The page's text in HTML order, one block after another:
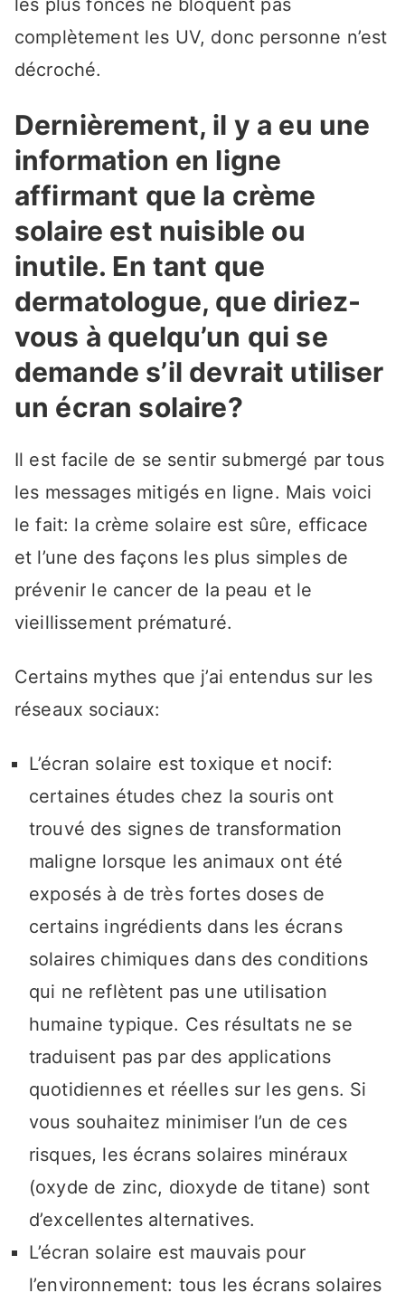
complètement les UV, donc personne n’est
décroché.
Dernièrement, il y a eu une
information en ligne
affirmant que la crème
solaire est nuisible ou
inutile. En tant que
dermatologue, que diriez-
vous à quelqu’un qui se
demande s’il devrait utiliser
un écran solaire?
Il est facile de se sentir submergé par tous
les messages mitigés en ligne. Mais voici
le fait: la crème solaire est sûre, efficace
et l’une des façons les plus simples de
prévenir le cancer de la peau et le
vieillissement prématuré.
Certains mythes que j’ai entendus sur les
réseaux sociaux:
L’écran solaire est toxique et nocif:
certaines études chez la souris ont
trouvé des signes de transformation
maligne lorsque les animaux ont été
exposés à de très fortes doses de
certains ingrédients dans les écrans
solaires chimiques dans des conditions
qui ne reflètent pas une utilisation
humaine typique. Ces résultats ne se
traduisent pas par des applications
quotidiennes et réelles sur les gens. Si
vous souhaitez minimiser l’un de ces
risques, les écrans solaires minéraux
(oxyde de zinc, dioxyde de titane) sont
d’excellentes alternatives.
L’écran solaire est mauvais pour
l’environnement: tous les écrans solaires